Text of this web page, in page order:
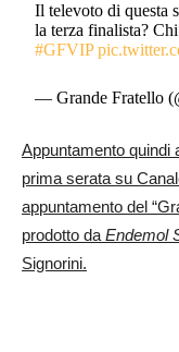
Il televoto di questa
la terza finalista?
#GFVIP
— Grande Fratello
Appuntamento quindi
prima serata su
appuntamento del
prodotto da Endemol
Signorini.